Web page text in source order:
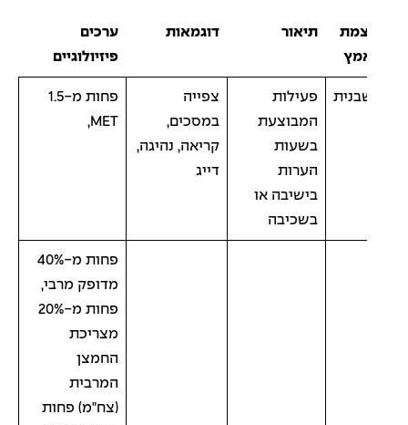
תיאור דוגמאות
פיזיולוגיים
פעילות
המבוצעת
בשעות
בישיבה או
בשכיבה
במסכים,
קריאה, נהיגה,
פחות מ-1.5
פחות מ-40%
מדופק מרבי,
פחות מ-20%
מצריכת
המרבית
(צח"מ) פחות